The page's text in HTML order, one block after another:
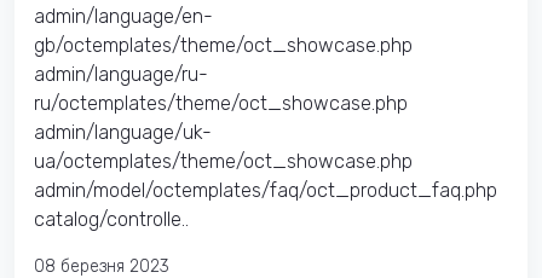
admin/language/en-
gb/octemplates/theme/oct_showcase.php
admin/language/ru-
ru/octemplates/theme/oct_showcase.php
admin/language/uk-
ua/octemplates/theme/oct_showcase.php
admin/model/octemplates/faq/oct_product_faq.php
catalog/controlle..
08 березня 2023